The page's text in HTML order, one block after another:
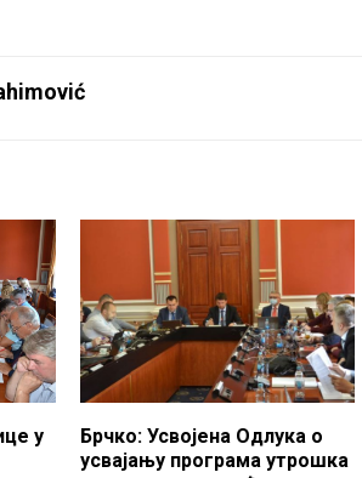
у
Брчко: Усвојена Одлука о
усвајању програма утрошка